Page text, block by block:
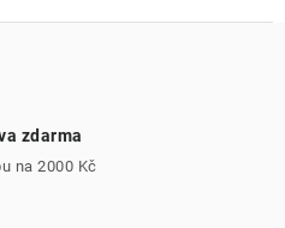
zdarma
na 2000 Kč